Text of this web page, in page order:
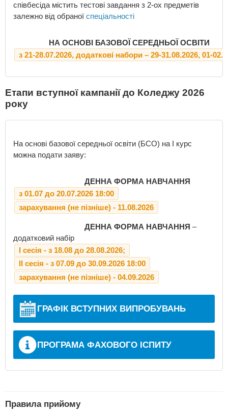
співбесіда містить тестові завдання з 2-ох предметів
залежно від обраної спеціальності
НА ОСНОВІ БАЗОВОЇ СЕРЕДНЬОЇ ОСВІТИ
з 21-28.07.2026, додаткові набори – 29-31.08.2026, 01-
Етапи вступної кампанії до Коледжу 2026
року
На основі базової середньої освіти (БСО) на І курс
можна подати заяву:
ДЕННА ФОРМА НАВЧАННЯ
з 01.07 до 20.07.2026 18:00
зарахування (не пізніше) - 11.08.2026
ДЕННА ФОРМА НАВЧАННЯ –
додатковий набір
І сесія - з 18.08 до 28.08.2026;
ІІ сесія - з 07.09 до 30.09.2026 18:00
зарахування (не пізніше) - 04.09.2026
ГРАФІК ВСТУПНИХ ВИПРОБУВАНЬ
ПРОГРАМА ФАХОВОГО ІСПИТУ
Правила прийому